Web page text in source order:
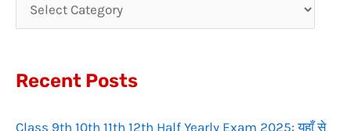
h
o
Recent Posts
Class 9th 10th 11th 12th Half Yearly Exam 2025: यहाँ से